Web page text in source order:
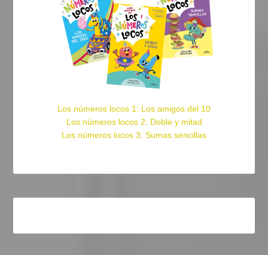
Los números locos 1: Los amigos del 10
Los números locos 2: Doble y mitad
Los números locos 3: Sumas sencillas